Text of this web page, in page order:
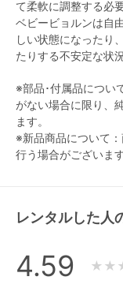
て柔軟に調整する必
ベビービョルンは自
しい状態になったり
たりする不安定な状
※部品･付属品につい
がない場合に限り、
ます。
※新品商品について
行う場合がございま
レンタルした人
4.59